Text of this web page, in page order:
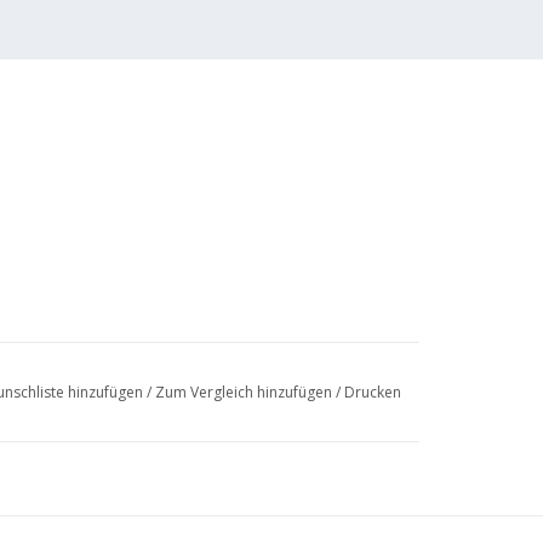
hinzufügen / Zum Vergleich hinzufügen / Drucken